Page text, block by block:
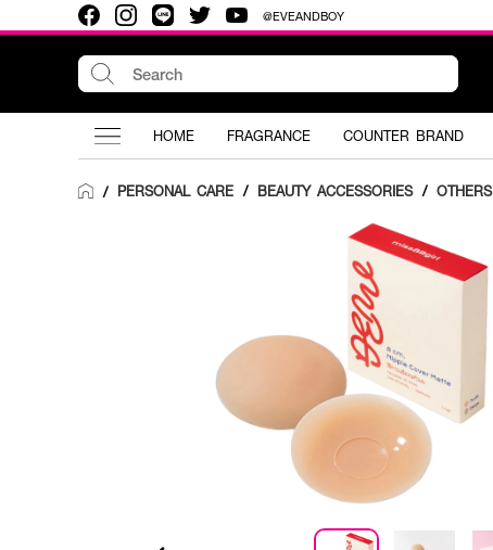
@EVEANDBOY
HOME FRAGRANCE COUNTER BRAND
/ PERSONAL CARE / BEAUTY ACCESSORIES / OTHERS